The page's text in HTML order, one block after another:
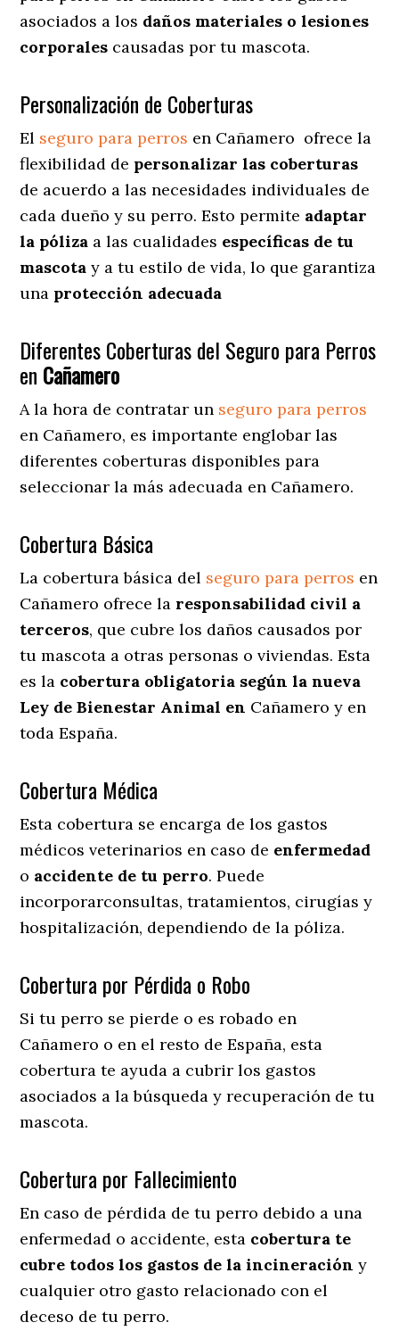
asociados a los daños materiales o lesiones
corporales causadas por tu mascota.
Personalización de Coberturas
El seguro para perros en Cañamero ofrece la
flexibilidad de personalizar las coberturas
de acuerdo a las necesidades individuales de
cada dueño y su perro. Esto permite adaptar
la póliza a las cualidades específicas de tu
mascota y a tu estilo de vida, lo que garantiza
una protección adecuada
Diferentes Coberturas del Seguro para Perros
en Cañamero
A la hora de contratar un seguro para perros
en Cañamero, es importante englobar las
diferentes coberturas disponibles para
seleccionar la más adecuada en Cañamero.
Cobertura Básica
La cobertura básica del seguro para perros en
Cañamero ofrece la responsabilidad civil a
terceros, que cubre los daños causados por
tu mascota a otras personas o viviendas. Esta
es la cobertura obligatoria según la nueva
Ley de Bienestar Animal en Cañamero y en
toda España.
Cobertura Médica
Esta cobertura se encarga de los gastos
médicos veterinarios en caso de enfermedad
o accidente de tu perro. Puede
incorporarconsultas, tratamientos, cirugías y
hospitalización, dependiendo de la póliza.
Cobertura por Pérdida o Robo
Si tu perro se pierde o es robado en
Cañamero o en el resto de España, esta
cobertura te ayuda a cubrir los gastos
asociados a la búsqueda y recuperación de tu
mascota.
Cobertura por Fallecimiento
En caso de pérdida de tu perro debido a una
enfermedad o accidente, esta cobertura te
cubre todos los gastos de la incineración y
cualquier otro gasto relacionado con el
deceso de tu perro.